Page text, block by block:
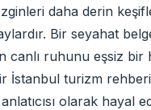
daha derin
Bir seyahat
canlı ruhunu eşsiz bir
İstanbul turizm
olarak hayal